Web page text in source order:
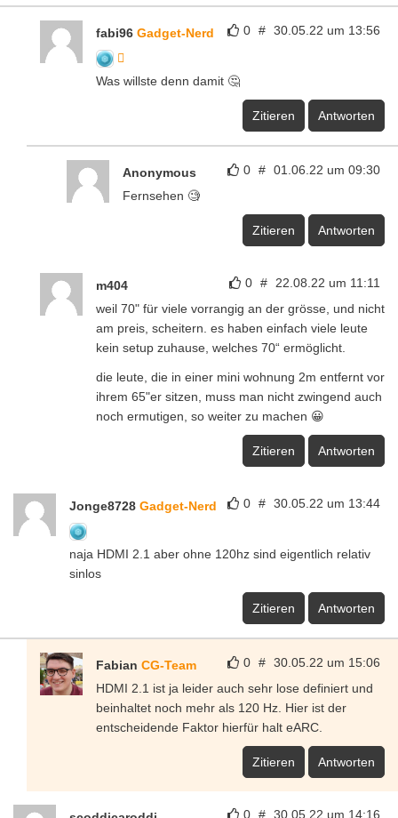
0 # 30.05.22 um 13:56
fabi96 Gadget-Nerd
Was willste denn damit 🤔
Zitieren Antworten
0 # 01.06.22 um 09:30
Anonymous
Fernsehen 🧐
Zitieren Antworten
0 # 22.08.22 um 11:11
m404
weil 70" für viele vorrangig an der grösse, und nicht
am preis, scheitern. es haben einfach viele leute
kein setup zuhause, welches 70“ ermöglicht.
die leute, die in einer mini wohnung 2m entfernt vor
ihrem 65"er sitzen, muss man nicht zwingend auch
noch ermutigen, so weiter zu machen 😀
Zitieren Antworten
0 # 30.05.22 um 13:44
Jonge8728 Gadget-Nerd
naja HDMI 2.1 aber ohne 120hz sind eigentlich relativ
sinlos
Zitieren Antworten
0 # 30.05.22 um 15:06
Fabian CG-Team
HDMI 2.1 ist ja leider auch sehr lose definiert und
beinhaltet noch mehr als 120 Hz. Hier ist der
entscheidende Faktor hierfür halt eARC.
Zitieren Antworten
0 # 30.05.22 um 14:16